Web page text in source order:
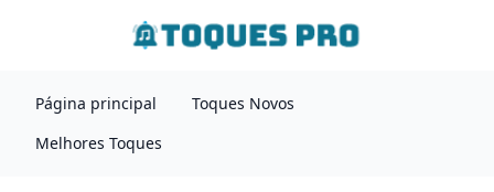
Página principal
Toques Novos
Melhores Toques